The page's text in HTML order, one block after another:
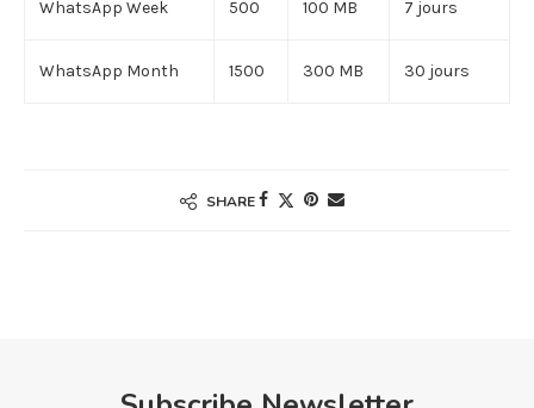
WhatsApp Week 500 100 MB 7 jours
WhatsApp Month 1500 300 MB 30 jours
SHARE